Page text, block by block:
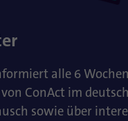
alle 6
ConAct im
sowie über